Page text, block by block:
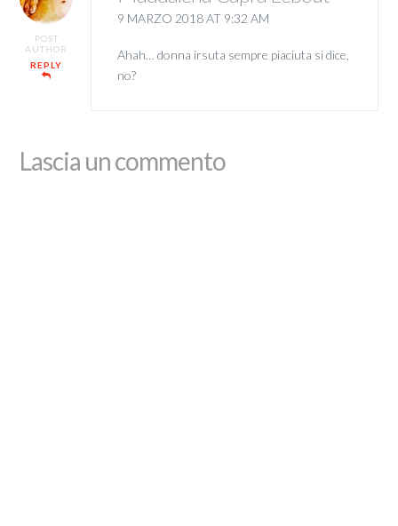
POST
AUTHOR
REPLY
9 MARZO 2018 AT 9:32 AM
Ahah… donna irsuta sempre piaciuta si dice,
no?
Lascia un commento